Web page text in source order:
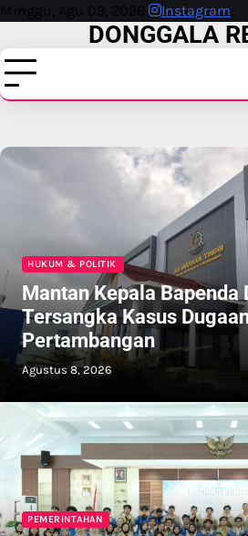
Skip
content
Minggu, Agu 09, 2026 Instagram
DONGGALA
HUKUM & POLITIK
Mantan Kepala Bapenda
Tersangka Kasus
Pertambangan
Agustus 8, 2026
PEMERINTAHAN